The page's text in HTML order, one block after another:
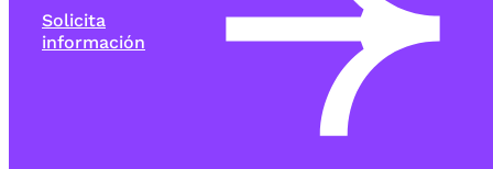
Solicita
información